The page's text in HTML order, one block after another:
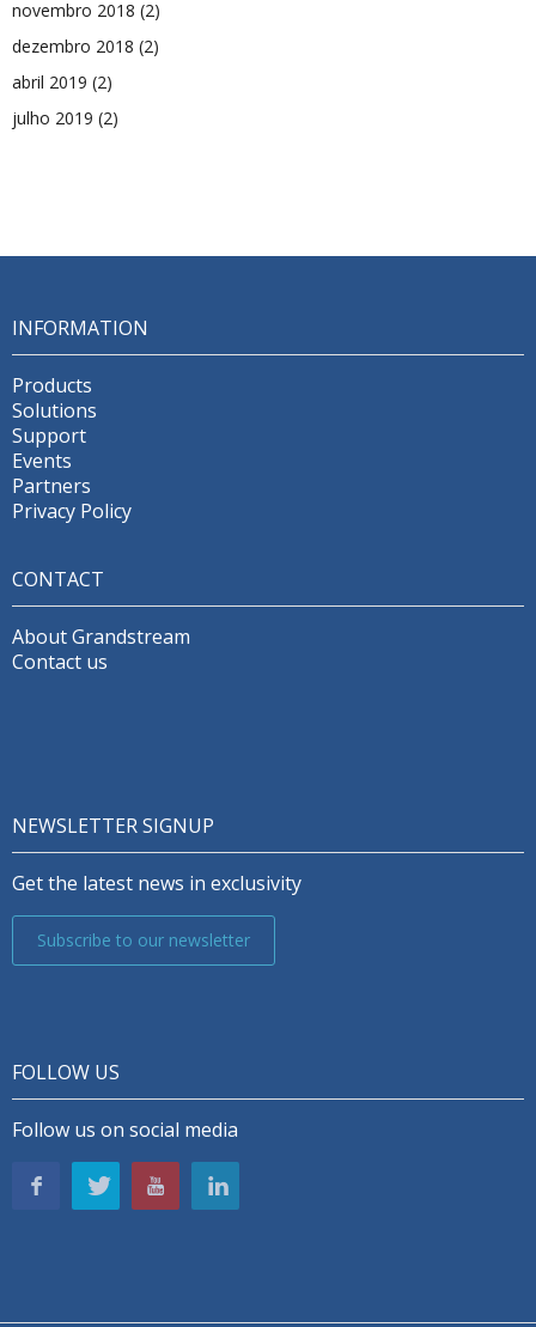
novembro 2018 (2)
dezembro 2018 (2)
abril 2019 (2)
julho 2019 (2)
INFORMATION
Products
Solutions
Support
Events
Partners
Privacy Policy
CONTACT
About Grandstream
Contact us
NEWSLETTER SIGNUP
Get the latest news in exclusivity
Subscribe to our newsletter
FOLLOW US
Follow us on social media